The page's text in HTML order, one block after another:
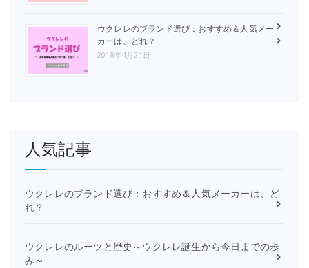
ウクレレのブランド選び：おすすめ＆人気メー
カーは、どれ？
2018年4月21日
人気記事
ウクレレのブランド選び：おすすめ＆人気メーカーは、ど
れ？
ウクレレのルーツと歴史～ウクレレ誕生から今日までの歩
み～